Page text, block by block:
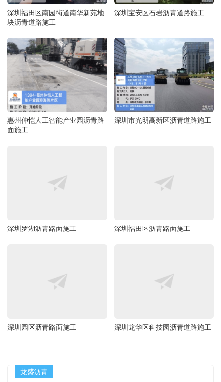
深圳福田区南园街道南华新苑地
块沥青道路施工
深圳宝安区石岩沥青道路施工
惠州仲恺人工智能产业园沥青路
面施工
深圳市光明高新区沥青道路施工
深圳罗湖沥青路面施工 深圳福田区沥青路面施工
深圳园区沥青路面施工 深圳龙华区科技园沥青道路施工
龙盛沥青